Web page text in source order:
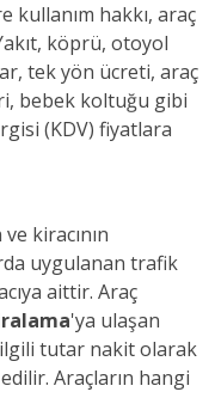
kullanım hakkı, araç
köprü, otoyol
tek yön ücreti, araç
bebek koltuğu gibi
(KDV) fiyatlara
kiracının
uygulanan trafik
aittir. Araç
'ya ulaşan
ilgili tutar nakit olarak
Araçların hangi